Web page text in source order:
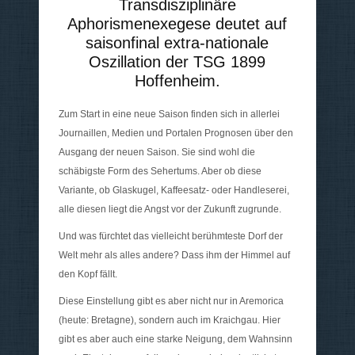
Transdisziplinäre
Aphorismenexegese deutet auf
saisonfinal extra-nationale
Oszillation der TSG 1899
Hoffenheim.
Zum Start in eine neue Saison finden sich in allerlei
Journaillen, Medien und Portalen Prognosen über den
Ausgang der neuen Saison. Sie sind wohl die
schäbigste Form des Sehertums. Aber ob diese
Variante, ob Glaskugel, Kaffeesatz- oder Handleserei,
alle diesen liegt die Angst vor der Zukunft zugrunde.
Und was fürchtet das vielleicht berühmteste Dorf der
Welt mehr als alles andere? Dass ihm der Himmel auf
den Kopf fällt.
Diese Einstellung gibt es aber nicht nur in Aremorica
(heute: Bretagne), sondern auch im Kraichgau. Hier
gibt es aber auch eine starke Neigung, dem Wahnsinn